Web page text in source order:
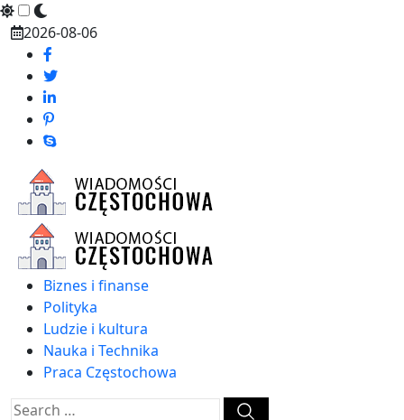
Skip
content
2026-08-06
Biznes i finanse
Polityka
Ludzie i kultura
Nauka i Technika
Praca Częstochowa